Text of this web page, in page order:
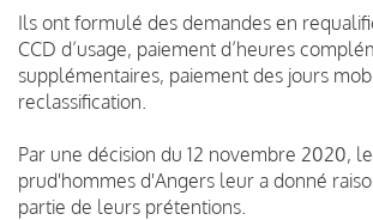
Ils ont formulé des demandes en
CCD d’usage, paiement d’heures
supplémentaires, paiement des jours
reclassification.
Par une décision du 12 novembre 2020,
prud'hommes d'Angers leur a donné
partie de leurs prétentions.